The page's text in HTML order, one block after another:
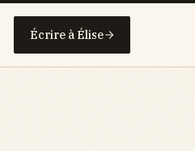
Écrire à Élise